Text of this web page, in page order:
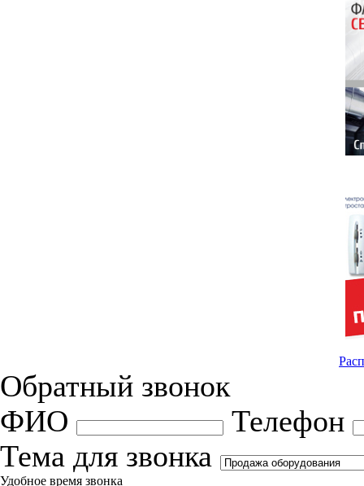
Обратный звонок
ФИО
Телефон
Тема для звонка
Удобное время звонка